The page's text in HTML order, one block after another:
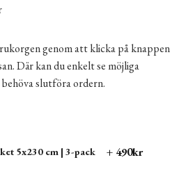
genom att klicka på knappen
Där kan du enkelt se möjliga
slutföra ordern.
5x230 cm | 3-pack + 490kr